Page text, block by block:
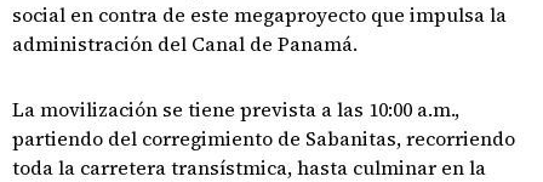
social en contra de este megaproyecto que impulsa la
administración del Canal de Panamá.
La movilización se tiene prevista a las 10:00 a.m.,
partiendo del corregimiento de Sabanitas, recorriendo
toda la carretera transístmica, hasta culminar en la